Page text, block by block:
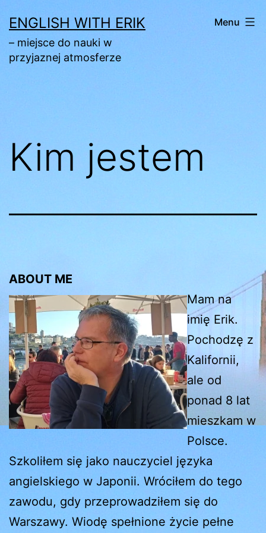
to
content
ENGLISH WITH ERIK
– miejsce do nauki w
przyjaznej atmosferze
Menu
Kim jestem
ABOUT ME
Mam na
imię Erik.
Pochodzę z
Kalifornii,
ale od
ponad 8 lat
mieszkam w
Polsce.
Szkoliłem się jako nauczyciel języka
angielskiego w Japonii. Wróciłem do tego
zawodu, gdy przeprowadziłem się do
Warszawy. Wiodę spełnione życie pełne